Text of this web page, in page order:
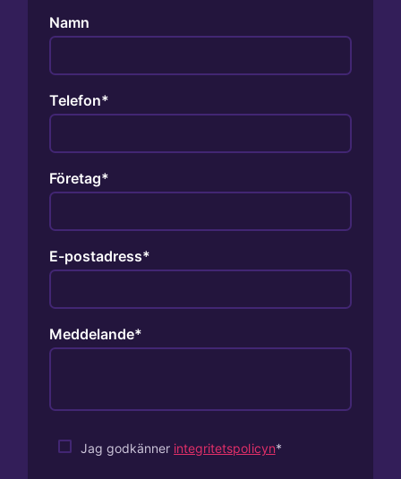
Namn
Telefon
Företag
E-postadress
Meddelande
Jag godkänner integritetspolicyn